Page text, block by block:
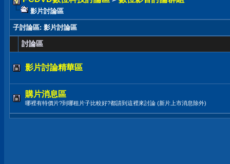
影片討論區
子討論區: 影片討論區
討論區
影片討論精華區
購片消息區
哪裡有特價片?到哪租片子比較好?都請到這裡來討論 (新片上市消息除外)